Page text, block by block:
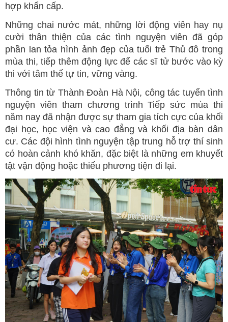
hợp khẩn cấp.
Những chai nước mát, những lời động viên hay nụ
cười thân thiện của các tình nguyện viên đã góp
phần lan tỏa hình ảnh đẹp của tuổi trẻ Thủ đô trong
mùa thi, tiếp thêm động lực để các sĩ tử bước vào kỳ
thi với tâm thế tự tin, vững vàng.
Thông tin từ Thành Đoàn Hà Nội, công tác tuyển tình
nguyện viên tham chương trình Tiếp sức mùa thi
năm nay đã nhận được sự tham gia tích cực của khối
đại học, học viện và cao đẳng và khối địa bàn dân
cư. Các đội hình tình nguyện tập trung hỗ trợ thí sinh
có hoàn cảnh khó khăn, đặc biệt là những em khuyết
tật vận động hoặc thiếu phương tiện đi lại.